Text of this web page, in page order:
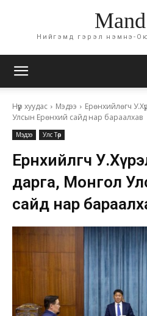
Нийгэмд гэрэл нэмнэ-
Нүүр хуудас Мэдээ
Ерөнхийлөгч
Улсын Ерөнхий сайд нар бараалхав
Мэдээ Улс Төр
Ерөнхийлөгч
дарга, Монгол
сайд нар